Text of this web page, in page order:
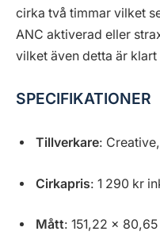
cirka två timmar vilket
ANC aktiverad eller
vilket även detta är
SPECIFIKATIONER
Tillverkare: Creative,
Cirkapris: 1 290 kr
Mått: 151,22 x